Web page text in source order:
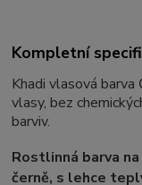
Kompletní
Khadi vlasová
vlasy, bez
barviv.
Rostlinná barva
černě, s lehce